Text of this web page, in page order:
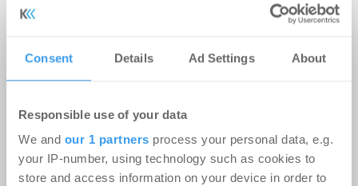
Consent Details Ad Settings About
Responsible use of your data
We and our 1 partners process your personal data, e.g.
your IP-number, using technology such as cookies to
store and access information on your device in order to
registriert, erstellen Sie sich jetzt Ihren
kostenlosen Account, um auf die neusten ...
Andy Halford wird neuer
Finanzvorstand der Aareal Bank